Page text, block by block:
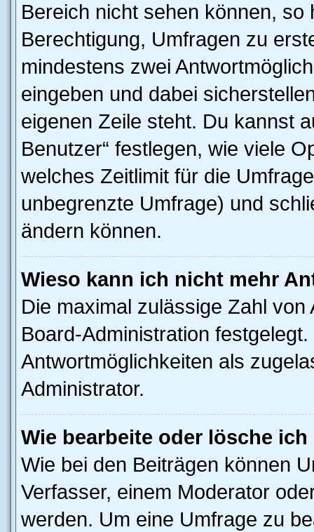
Bereich nicht sehen können,
Berechtigung, Umfragen zu
mindestens zwei
eingeben und dabei
eigenen Zeile steht. Du kannst
Benutzer“ festlegen, wie viele
welches Zeitlimit für die
unbegrenzte Umfrage) und
ändern können.
Wieso kann ich nicht mehr
Die maximal zulässige Zahl
Board-Administration
Antwortmöglichkeiten als
Administrator.
Wie bearbeite oder lösche
Wie bei den Beiträgen können
Verfasser, einem Moderator
werden. Um eine Umfrage zu